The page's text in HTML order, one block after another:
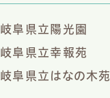
岐阜県立陽光園
岐阜県立幸報苑
岐阜県立はなの木苑